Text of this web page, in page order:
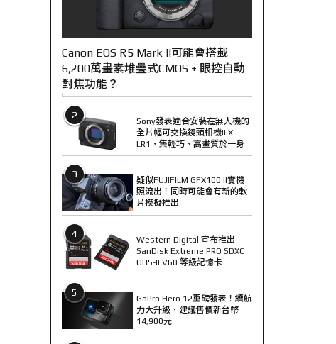
Canon EOS R5 Mark II可能會搭載
6,200萬畫素堆疊式CMOS + 眼控自動
對焦功能？
2
Sony發表適合安裝在無人機的
全片幅可交換鏡頭相機ILX-
LR1，集輕巧、高畫質於一身
3
疑似FUJIFILM GFX100 II實機
照流出！同時可能會有新的軟
片模擬推出
4
Western Digital 宣布推出
SanDisk Extreme PRO SDXC
UHS-II V60 等級記憶卡
5
GoPro Hero 12重磅發表！續航
力大升級，建議售價新台幣
14,900元